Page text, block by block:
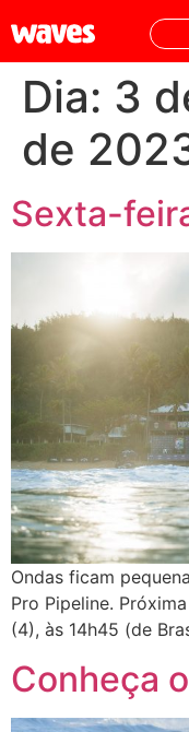
Dia: 3
de
Sexta-
Ondas ficam
Pro Pipeline.
(4), às 14h45 (de
Conheça